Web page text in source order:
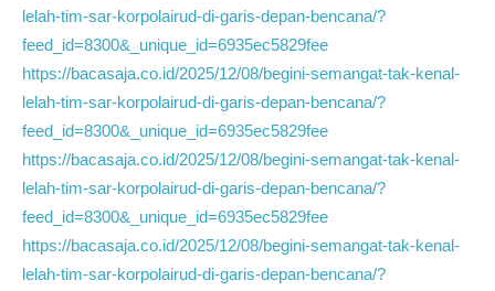
lelah-tim-sar-korpolairud-di-garis-depan-bencana/?
feed_id=8300&_unique_id=6935ec5829fee
https://bacasaja.co.id/2025/12/08/begini-semangat-tak-kenal-
lelah-tim-sar-korpolairud-di-garis-depan-bencana/?
feed_id=8300&_unique_id=6935ec5829fee
https://bacasaja.co.id/2025/12/08/begini-semangat-tak-kenal-
lelah-tim-sar-korpolairud-di-garis-depan-bencana/?
feed_id=8300&_unique_id=6935ec5829fee
https://bacasaja.co.id/2025/12/08/begini-semangat-tak-kenal-
lelah-tim-sar-korpolairud-di-garis-depan-bencana/?